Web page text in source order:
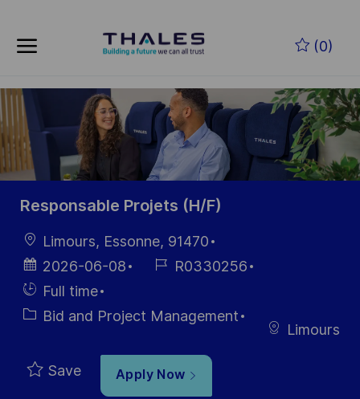
(0)
-
Responsable Projets (H/F)
LocationLimours, Essonne, 91470
Posted
Date
2026-06-08
Job R0330256
Hiring
Type
Full time
CategoryBid and Project Management
Limours
Save Apply Now